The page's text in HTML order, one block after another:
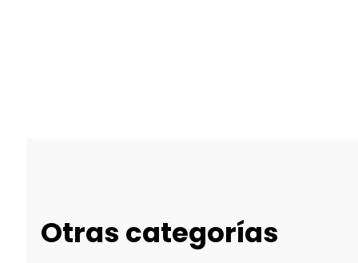
Otras categorías